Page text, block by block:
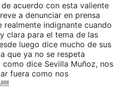
acuerdo con esta valiente
a denunciar en prensa
realmente indignante cuando
clara para el tema de las
luego dice mucho de sus
que ya no se respeta
dice Sevilla Muñoz, nos
fuera como nos